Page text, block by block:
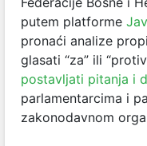
putem platforme
pronaći analize
glasati “za” ili
postavljati pitanja i
parlamentarcima i
zakonodavnom